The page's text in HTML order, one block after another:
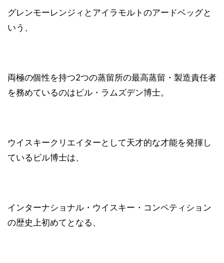
グレンモーレンジィとアイラモルトのアードベッグと
いう、
両極の個性を持つ2つの蒸留所の最高蒸留・製造責任者
を務めているのはビル・ラムズデン博士。
ウイスキークリエイターとして天才的な才能を発揮し
ているビル博士は、
インターナショナル・ウイスキー・コンペティション
の歴史上初めてとなる、